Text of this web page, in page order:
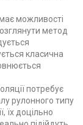
можливості
метод
класична
потребує
рулонного типу
їх доцільно